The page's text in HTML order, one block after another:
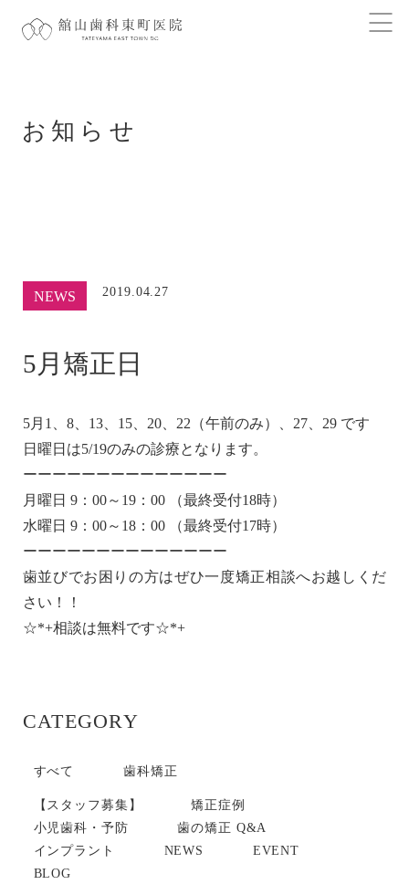
お知らせ
CATEGORY
すべて 歯科矯正
【スタッフ募集】
矯正症例
小児歯科・予防
歯の矯正 Q&A
インプラント
NEWS
EVENT
BLOG
NEWS 2019.04.27
5月矯正日
5月1、8、13、15、20、22（午前のみ）、27、29 です
日曜日は5/19のみの診療となります。
ーーーーーーーーーーーーーー
月曜日 9：00～19：00 （最終受付18時）
水曜日 9：00～18：00 （最終受付17時）
ーーーーーーーーーーーーーー
歯並びでお困りの方はぜひ一度矯正相談へお越しくだ
さい！！
☆*+相談は無料です☆*+